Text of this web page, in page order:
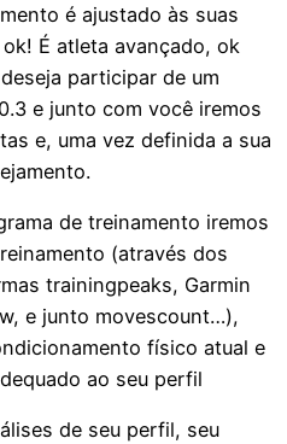
é ajustado às suas
É atleta avançado, ok
participar de um
e junto com você iremos
e, uma vez definida a sua
de treinamento iremos
(através dos
trainingpeaks, Garmin
e junto movescount…),
físico atual e
ao seu perfil
de seu perfil, seu